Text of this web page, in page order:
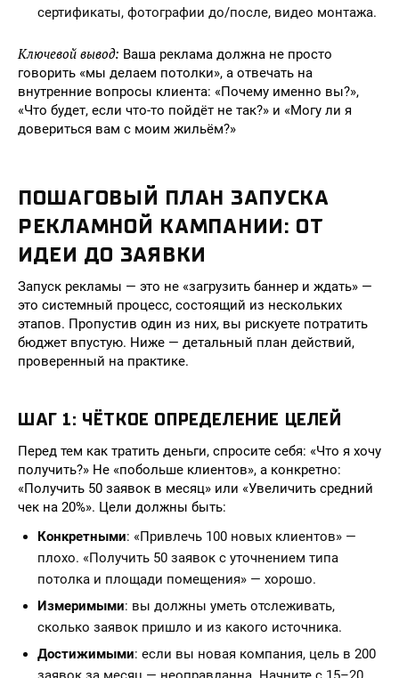
сертификаты, фотографии до/после, видео монтажа.
Ключевой вывод: Ваша реклама должна не просто
говорить «мы делаем потолки», а отвечать на
внутренние вопросы клиента: «Почему именно вы?»,
«Что будет, если что-то пойдёт не так?» и «Могу ли я
довериться вам с моим жильём?»
ПОШАГОВЫЙ ПЛАН ЗАПУСКА
РЕКЛАМНОЙ КАМПАНИИ: ОТ
ИДЕИ ДО ЗАЯВКИ
Запуск рекламы — это не «загрузить баннер и ждать» —
это системный процесс, состоящий из нескольких
этапов. Пропустив один из них, вы рискуете потратить
бюджет впустую. Ниже — детальный план действий,
проверенный на практике.
ШАГ 1: ЧЁТКОЕ ОПРЕДЕЛЕНИЕ ЦЕЛЕЙ
Перед тем как тратить деньги, спросите себя: «Что я хочу
получить?» Не «побольше клиентов», а конкретно:
«Получить 50 заявок в месяц» или «Увеличить средний
чек на 20%». Цели должны быть:
Конкретными: «Привлечь 100 новых клиентов» —
плохо. «Получить 50 заявок с уточнением типа
потолка и площади помещения» — хорошо.
Измеримыми: вы должны уметь отслеживать,
сколько заявок пришло и из какого источника.
Достижимыми: если вы новая компания, цель в 200